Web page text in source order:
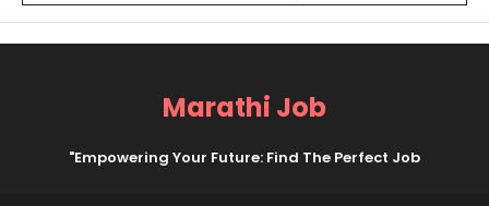
Marathi Job
"Empowering Your Future: Find The Perfect Job